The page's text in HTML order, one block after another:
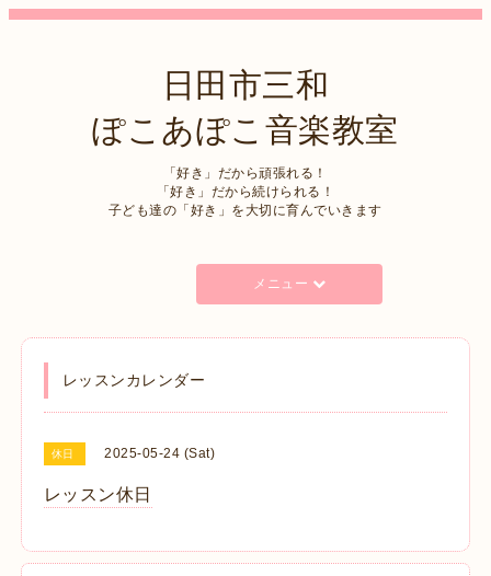
日田市三和
ぽこあぽこ音楽教室
「好き」だから頑張れる！
「好き」だから続けられる！
子ども達の「好き」を大切に育んでいきます
メニュー
レッスンカレンダー
休日 2025-05-24 (Sat)
レッスン休日